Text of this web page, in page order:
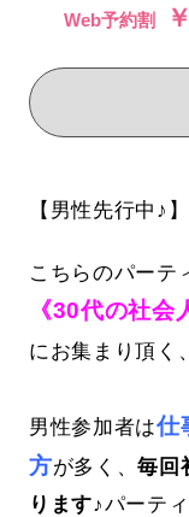
Web予約割
【男性先行中♪
こちらのパーテ
《30代の社会
にお集まり頂く、
男性参加者は仕
方が多く、毎回
ります♪パーテ